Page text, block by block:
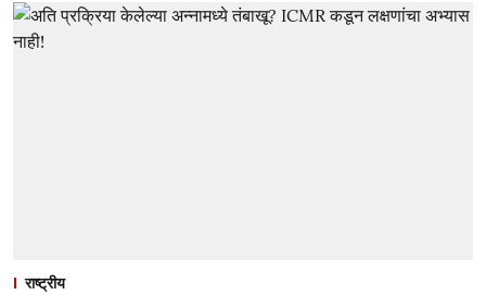
राष्ट्रीय